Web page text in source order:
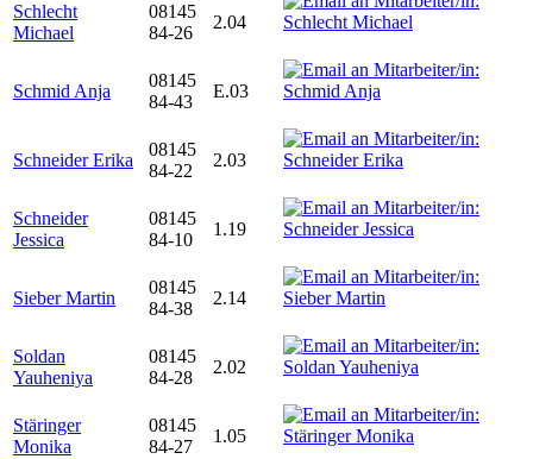
Schlecht
Michael
08145
84-26
2.04
Schmid Anja
08145
84-43
E.03
Schneider Erika
08145
84-22
2.03
Schneider
Jessica
08145
84-10
1.19
Sieber Martin
08145
84-38
2.14
Soldan
Yauheniya
08145
84-28
2.02
Stäringer
Monika
08145
84-27
1.05